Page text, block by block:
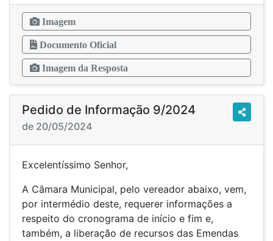
Imagem
Documento Oficial
Imagem da Resposta
Pedido de Informação 9/2024
de 20/05/2024
Excelentíssimo Senhor,
A Câmara Municipal, pelo vereador abaixo, vem,
por intermédio deste, requerer informações a
respeito do cronograma de início e fim e,
também, a liberação de recursos das Emendas